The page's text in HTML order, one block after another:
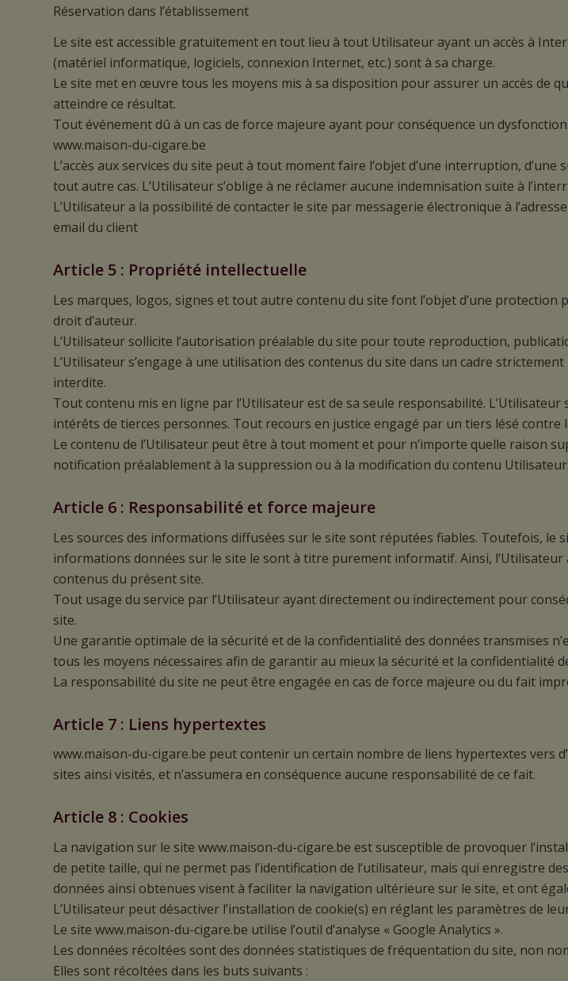
Réservation dans l’établissement
Le site est accessible gratuitement en tout lieu à tout Utilisateur ayant un accès à
(matériel informatique, logiciels, connexion Internet, etc.) sont à sa charge.
Le site met en œuvre tous les moyens mis à sa disposition pour assurer un accès de
atteindre ce résultat.
Tout événement dû à un cas de force majeure ayant pour conséquence un
www.maison-du-cigare.be
L’accès aux services du site peut à tout moment faire l’objet d’une interruption,
tout autre cas. L’Utilisateur s’oblige à ne réclamer aucune indemnisation suite à
L’Utilisateur a la possibilité de contacter le site par messagerie électronique à l’adresse
email du client
Article 5 : Propriété intellectuelle
Les marques, logos, signes et tout autre contenu du site font l’objet d’une
droit d’auteur.
L’Utilisateur sollicite l’autorisation préalable du site pour toute reproduction,
L’Utilisateur s’engage à une utilisation des contenus du site dans un cadre
interdite.
Tout contenu mis en ligne par l’Utilisateur est de sa seule responsabilité.
intérêts de tierces personnes. Tout recours en justice engagé par un tiers lésé contre
Le contenu de l’Utilisateur peut être à tout moment et pour n’importe quelle raison
notification préalablement à la suppression ou à la modification du contenu Utilisateur.
Article 6 : Responsabilité et force majeure
Les sources des informations diffusées sur le site sont réputées fiables. Toutefois, le
informations données sur le site le sont à titre purement informatif. Ainsi,
contenus du présent site.
Tout usage du service par l’Utilisateur ayant directement ou indirectement pour
site.
Une garantie optimale de la sécurité et de la confidentialité des données transmises
tous les moyens nécessaires afin de garantir au mieux la sécurité et la confidentialité
La responsabilité du site ne peut être engagée en cas de force majeure ou du fait
Article 7 : Liens hypertextes
www.maison-du-cigare.be peut contenir un certain nombre de liens hypertextes vers
sites ainsi visités, et n’assumera en conséquence aucune responsabilité de ce fait.
Article 8 : Cookies
La navigation sur le site www.maison-du-cigare.be est susceptible de provoquer
de petite taille, qui ne permet pas l’identification de l’utilisateur, mais qui enregistre
données ainsi obtenues visent à faciliter la navigation ultérieure sur le site, et ont
L’Utilisateur peut désactiver l’installation de cookie(s) en réglant les paramètres de
Le site www.maison-du-cigare.be utilise l’outil d’analyse « Google Analytics ».
Les données récoltées sont des données statistiques de fréquentation du site, non
Elles sont récoltées dans les buts suivants :